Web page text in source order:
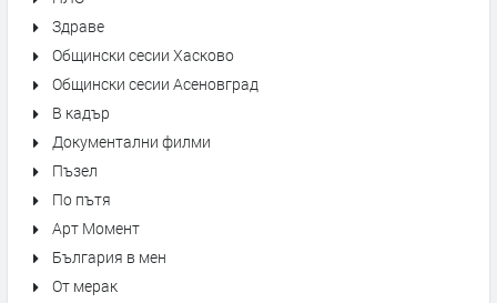
Здраве
Общински сесии Хасково
Общински сесии Асеновград
В кадър
Документални филми
Пъзел
По пътя
Арт Момент
България в мен
От мерак